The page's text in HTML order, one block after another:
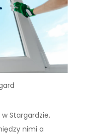
Stargardzie,
nimi a